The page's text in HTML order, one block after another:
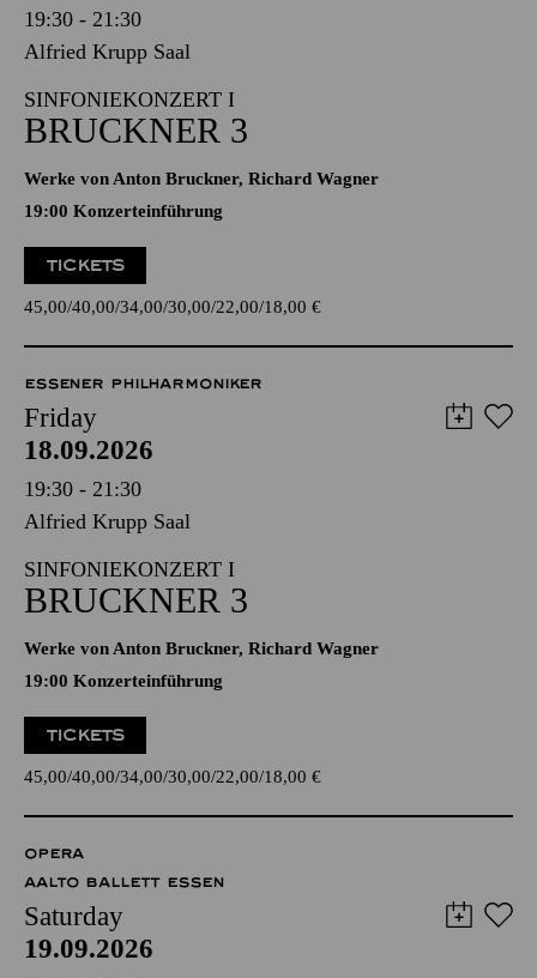
19:30 - 21:30
Alfried Krupp Saal
SINFONIEKONZERT I
BRUCKNER 3
Werke von Anton Bruckner, Richard Wagner
19:00 Konzerteinführung
TICKETS
45,00 40,00 34,00 30,00 22,00 18,00 €
ESSENER PHILHARMONIKER
Friday
18.09.2026
19:30 - 21:30
Alfried Krupp Saal
SINFONIEKONZERT I
BRUCKNER 3
Werke von Anton Bruckner, Richard Wagner
19:00 Konzerteinführung
TICKETS
45,00 40,00 34,00 30,00 22,00 18,00 €
OPERA
AALTO BALLETT ESSEN
Saturday
19.09.2026